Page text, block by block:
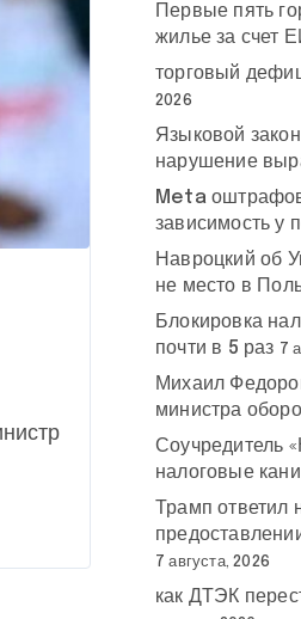
Первые пять
жилье за счет
торговый
2026
Языковой
нарушение
Meta
зависимость у
Навроцкий об
не место в
Блокировка
почти в 5 раз 7
Михаил
министра
Соучредитель
налоговые
Трамп ответил
7 августа, 2026
как ДТЭК